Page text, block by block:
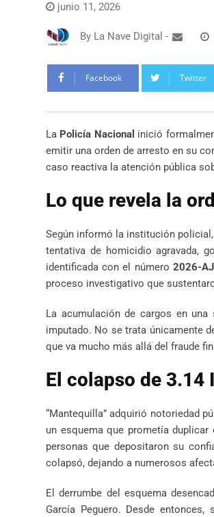
junio 11, 2026
By La Nave Digital -
Facebook Twitter
La Policía Nacional inició
emitir una orden de arresto en su
caso reactiva la atención pública
Lo que revela la
Según informó la institución
tentativa de homicidio agravada,
identificada con el número 2026-
proceso investigativo que
La acumulación de cargos en
imputado. No se trata únicamente
que va mucho más allá del fraude
El colapso de 3.14
“Mantequilla” adquirió notoriedad
un esquema que prometía
personas que depositaron su
colapsó, dejando a numerosos
El derrumbe del esquema
García Peguero. Desde